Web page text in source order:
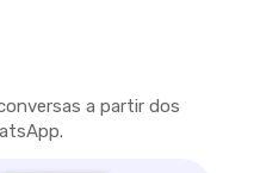
a partir dos